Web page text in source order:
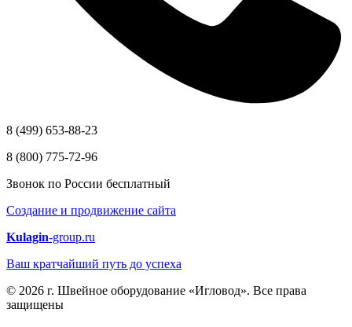
8 (499) 653-88-23
8 (800) 775-72-96
Звонок по России бесплатный
Создание и продвижение сайта
Kulagin-group.ru
Ваш кратчайший путь до успеха
© 2026 г. Швейное оборудование «Игловод». Все права
защищены